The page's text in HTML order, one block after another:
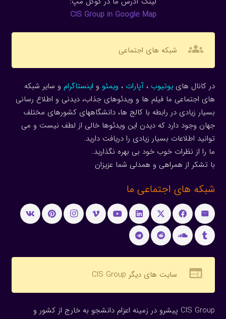
CIS Group in Google Map
groups شبکه های اجتماعی
در کانال هاییوتیوب ، آپارات ، ویمئو و اینستاگرام و سایر شبکه
های اجتماعی ما فیلم ها و ویدئوهای جذاب، دیدنی و اطلاع رسانی
بسیار زیادی در رابطه با کالج ها، دانشگاههای کشورهای مختلف
جهان وجود دارد که دیدن این ویدئوها خالی از لطف نیست و می
توانید اطلاعات بسیار زیادی را دریافت دارید.
ما را از نظرات خوب خود بی بهره نگذارید.
با تشکر از همراهی و همدلی شما عزیزان
شبکه های اجتماعی ما
web سایت های دیگر CIS Group
CIS Group پیشرو در زمینه اعزام دانشجو به خارج از کشور و